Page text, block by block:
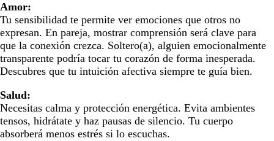
Amor:
Tu sensibilidad te permite ver emociones que otros no
expresan. En pareja, mostrar comprensión será clave para
que la conexión crezca. Soltero(a), alguien emocionalmente
transparente podría tocar tu corazón de forma inesperada.
Descubres que tu intuición afectiva siempre te guía bien.
Salud:
Necesitas calma y protección energética. Evita ambientes
tensos, hidrátate y haz pausas de silencio. Tu cuerpo
absorberá menos estrés si lo escuchas.